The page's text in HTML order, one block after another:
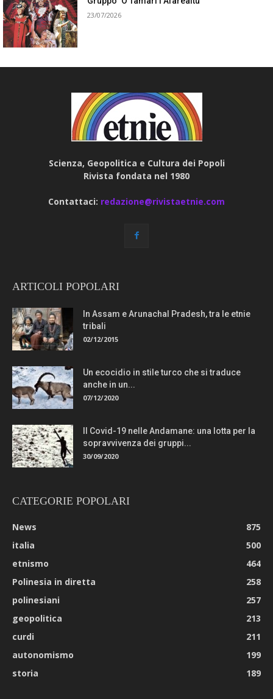
23/07/2026
Scienza, Geopolitica e Cultura dei Popoli
Rivista fondata nel 1980
Contattaci: redazione@rivistaetnie.com
ARTICOLI POPOLARI
In Assam e Arunachal Pradesh, tra le etnie
tribali
02/12/2015
Un ecocidio in stile turco che si traduce
anche in un...
07/12/2020
Il Covid-19 nelle Andamane: una lotta per la
sopravvivenza dei gruppi...
30/09/2020
CATEGORIE POPOLARI
News
875
italia
500
etnismo
464
Polinesia in diretta
258
polinesiani
257
geopolitica
213
curdi
211
autonomismo
199
storia
189